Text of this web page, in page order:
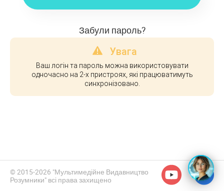
Забули пароль?
Увага
Ваш логін та пароль можна використовувати
одночасно на 2-х пристроях, які працюватимуть
синхронізовано.
© 2015-2026 "Мультимедійне Видавництво
Розумники" всі права захищено